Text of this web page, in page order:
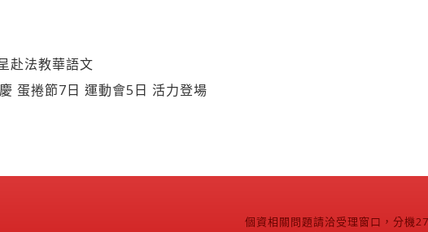
赴法教華語文
蛋捲節7日 運動會5日 活力登場
個資相關問題請洽受理窗口，分機